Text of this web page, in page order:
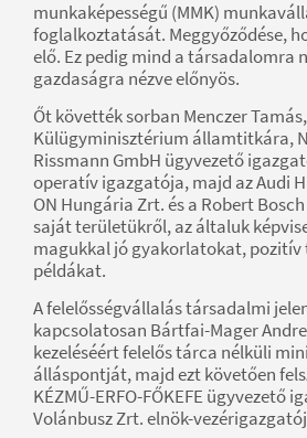
munkaképességű (MMK)
foglalkoztatását. Meggyőződése,
elő. Ez pedig mind a társadalomra
gazdaságra nézve előnyös.
Őt követték sorban Menczer
Külügyminisztérium államtitkára,
Rissmann GmbH ügyvezető
operatív igazgatója, majd az Audi
ON Hungária Zrt. és a Robert
saját területükről, az általuk
magukkal jó gyakorlatokat,
példákat.
A felelősségvállalás társadalmi
kapcsolatosan Bártfai-Mager
kezeléséért felelős tárca nélküli
álláspontját, majd ezt követően
KÉZMŰ-ERFO-FŐKEFE ügyvezető
Volánbusz Zrt. elnök-